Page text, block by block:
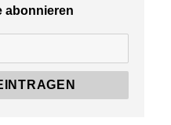
abonnieren